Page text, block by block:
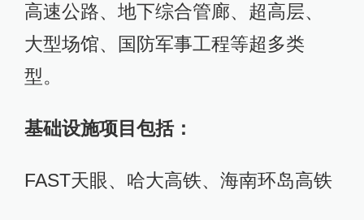
高速公路、地下综合管廊、超高层、
大型场馆、国防军事工程等超多类
型。
基础设施项目包括：
FAST天眼、哈大高铁、海南环岛高铁